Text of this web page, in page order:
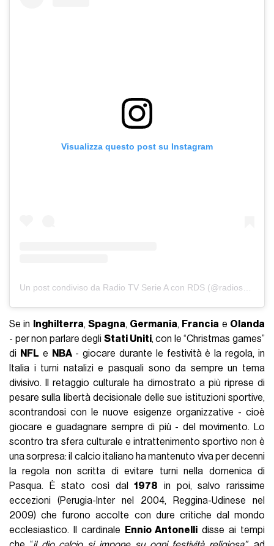
Visualizza questo post su Instagram
Un post condiviso da Radio TV Serie A con RDS (@radioseriea)
Se in Inghilterra, Spagna, Germania, Francia e Olanda
- per non parlare degli Stati Uniti, con le “Christmas games”
di
NFL e NBA- giocare durante le festività è la regola, in
Italia i turni natalizi e pasquali sono da sempre un tema
divisivo. Il retaggio culturale ha dimostrato a più riprese di
pesare sulla libertà decisionale delle sue istituzioni sportive,
scontrandosi con le nuove esigenze organizzative - cioè
giocare e guadagnare sempre di più - del movimento. Lo
scontro tra sfera culturale e intrattenimento sportivo non è
una sorpresa: il calcio italiano ha mantenuto viva per decenni
la regola non scritta di evitare turni nella domenica di
Pasqua. È stato così dal1978 in poi, salvo rarissime
eccezioni (Perugia-Inter nel 2004, Reggina-Udinese nel
2009) che furono accolte con dure critiche dal mondo
ecclesiastico. Il cardinale
Ennio Antonelli disse ai tempi